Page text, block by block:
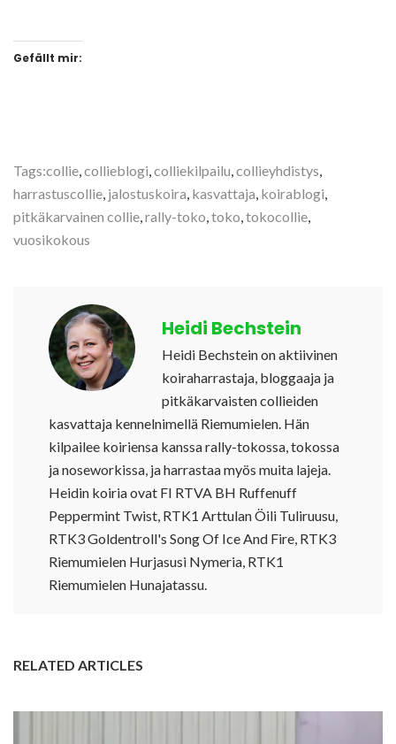
Gefällt mir:
Tags:collie collieblogi colliekilpailu collieyhdistys
harrastuscollie jalostuskoira kasvattaja koirablogi
pitkäkarvainen collie rally-toko toko tokocollie
vuosikokous
Heidi Bechstein
Heidi Bechstein on aktiivinen
koiraharrastaja, bloggaaja ja
pitkäkarvaisten collieiden
kasvattaja kennelnimellä Riemumielen. Hän
kilpailee koiriensa kanssa rally-tokossa, tokossa
ja noseworkissa, ja harrastaa myös muita lajeja.
Heidin koiria ovat FI RTVA BH Ruffenuff
Peppermint Twist, RTK1 Arttulan Öili Tuliruusu,
RTK3 Goldentroll's Song Of Ice And Fire, RTK3
Riemumielen Hurjasusi Nymeria, RTK1
Riemumielen Hunajatassu.
RELATED ARTICLES